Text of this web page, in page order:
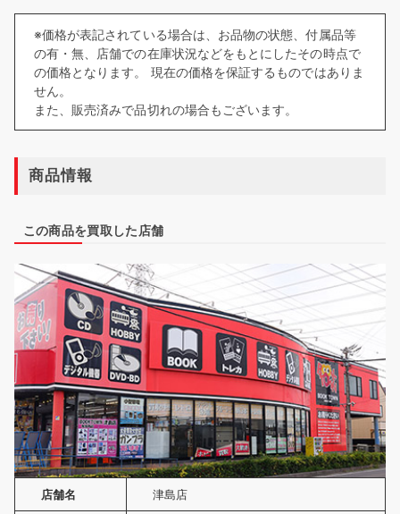
※価格が表記されている場合は、お品物の状態、付属品等
の有・無、店舗での在庫状況などをもとにしたその時点で
の価格となります。 現在の価格を保証するものではありま
せん。
また、販売済みで品切れの場合もございます。
商品情報
この商品を買取した店舗
店舗名 津島店